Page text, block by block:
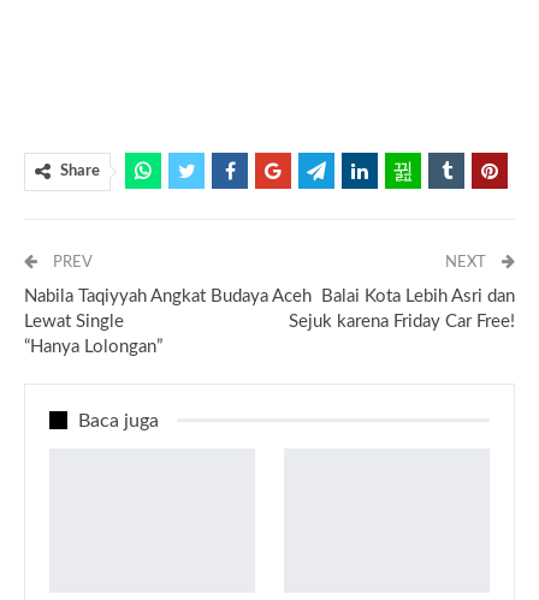
Share
PREV
Nabila Taqiyyah Angkat Budaya Aceh
Lewat Single
“Hanya Lolongan”
NEXT
Balai Kota Lebih Asri dan
Sejuk karena Friday Car Free!
Baca juga